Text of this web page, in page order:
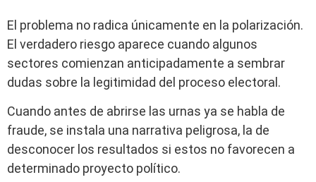
El problema no radica únicamente en la polarización.
El verdadero riesgo aparece cuando algunos
sectores comienzan anticipadamente a sembrar
dudas sobre la legitimidad del proceso electoral.
Cuando antes de abrirse las urnas ya se habla de
fraude, se instala una narrativa peligrosa, la de
desconocer los resultados si estos no favorecen a
determinado proyecto político.